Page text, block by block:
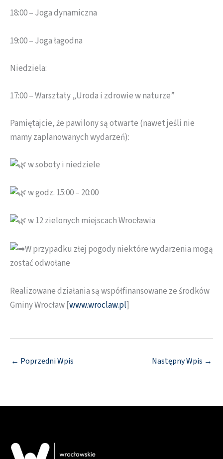
18:00 – Joga dynamiczna
19:00 – Joga łagodna
Niedziela:
17:00 – Warsztaty „Uroda i zdrowie w naturze”
Pamiętajcie, że pawilony są otwarte (nawet jeśli nie
mamy zaplanowanych wydarzeń):
w soboty i niedziele
w godz. 15:00 – 20:00
w 12 zielonych miejscach Wrocławia
W przypadku złej pogody niektóre wydarzenia mogą
zostać odwołane
Realizowane działania są współfinansowane ze środków
Gminy Wrocław [www.wroclaw.pl]
← Poprzedni Wpis Następny Wpis →